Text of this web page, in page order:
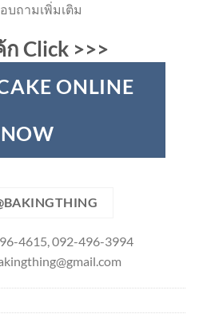
บถามเพิ่มเติม
ก Click >>>
ONLINE
NOW
4615, 092-496-3994